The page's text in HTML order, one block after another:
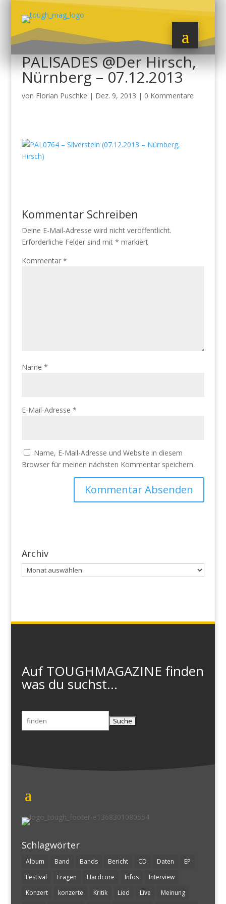
PALISADES @Der Hirsch,
Nürnberg – 07.12.2013
von Florian Puschke | Dez. 9, 2013 | 0 Kommentare
Kommentar Schreiben
Deine E-Mail-Adresse wird nicht veröffentlicht.
Erforderliche Felder sind mit * markiert
Kommentar *
Name *
E-Mail-Adresse *
Name, E-Mail-Adresse und Website in diesem
Browser für meinen nächsten Kommentar speichern.
Archiv
Archiv
Auf TOUGHMAGAZINE finden
was du suchst...
Suchen
nach:
Schlagwörter
Album Band Bands Bericht CD Daten
EP
Festival
Fragen Hardcore Infos
Interview
Konzert
konzerte Kritik Lied Live Meinung